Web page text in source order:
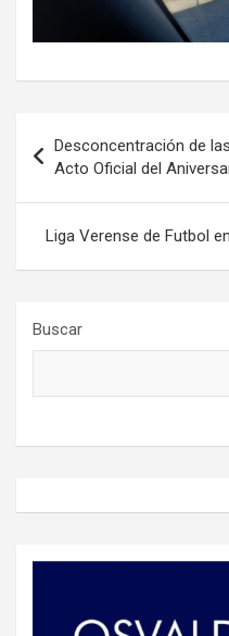
de
entradas
Desconcentración de
Acto Oficial del
Liga Verense de Futbol
Buscar